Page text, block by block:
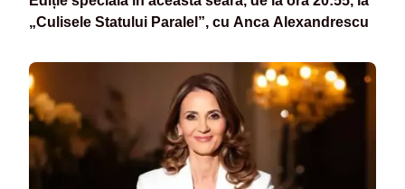
„Culisele Statului Paralel”, cu Anca Alexandrescu